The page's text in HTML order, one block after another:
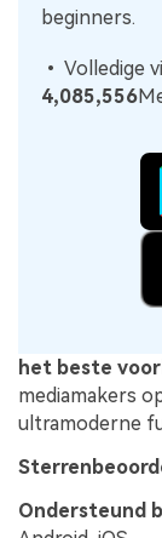
beginners.
• Volledige
4,085,556
het beste voor
mediamakers
ultramoderne
Ondersteund